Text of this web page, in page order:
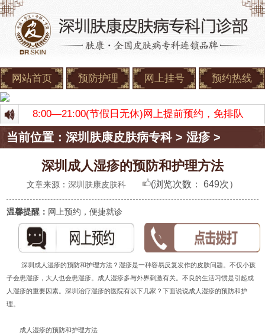
网站首页 预防护理 网上挂号 预约热线
间：8:00—21:00(节假日无休)网上提前预约，免排队，
当前位置：深圳肤康皮肤病专科>湿疹 >
深圳成人湿疹的预防和护理方法
文章来源： 深圳肤康皮肤科 (浏览次数： 649次）
温馨提醒： 网上预约，便捷就诊
深圳成人湿疹的预防和护理方法？湿疹是一种容易反复发作的皮肤问题。不仅小孩
子会患湿疹，大人也会患湿疹。成人湿疹多与外界刺激有关。不良的生活习惯是引起成
人湿疹的重要因素。深圳治疗湿疹的医院有以下几家？下面说说成人湿疹的预防和护
理。
成人湿疹的预防和护理方法